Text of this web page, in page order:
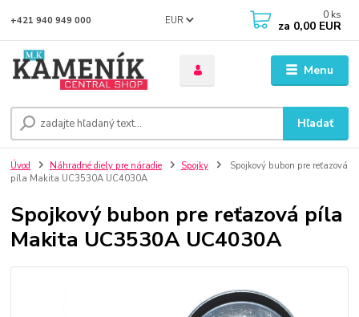
Menu
EUR
Hľadať
+421 940 949 000 0 ks
za 0,00 EUR
Úvod Náhradné diely pre náradie Spojky
Spojkový bubon pre reťazová
píla Makita UC3530A UC4030A
Spojkový bubon pre reťazová píla
Makita UC3530A UC4030A